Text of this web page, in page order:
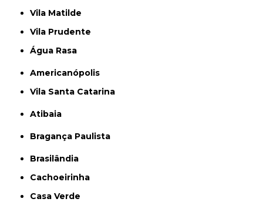
Vila Matilde
Vila Prudente
Água Rasa
Americanópolis
Vila Santa Catarina
Atibaia
Bragança Paulista
Brasilândia
Cachoeirinha
Casa Verde